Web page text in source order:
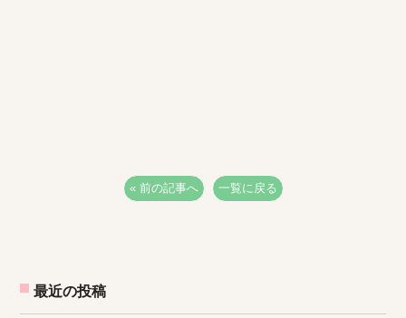
« 前の記事へ 一覧に戻る
最近の投稿